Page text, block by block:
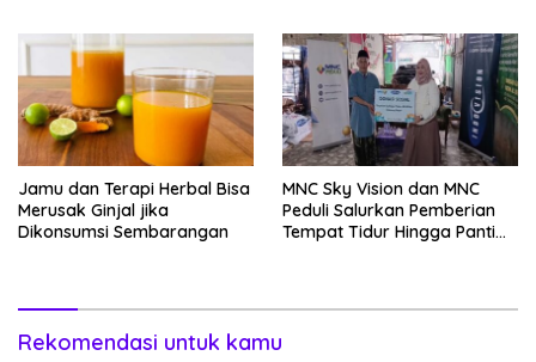
Jamu dan Terapi Herbal Bisa
Merusak Ginjal jika
Dikonsumsi Sembarangan
MNC Sky Vision dan MNC
Peduli Salurkan Pemberian
Tempat Tidur Hingga Panti
Rekomendasi untuk kamu